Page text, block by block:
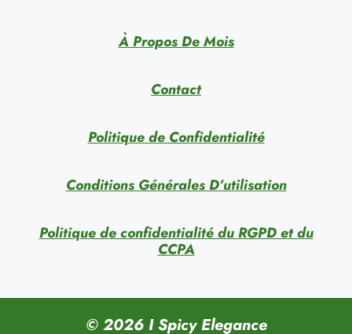
À Propos De Mois
Contact
Politique de Confidentialité
Conditions Générales D’utilisation
Politique de confidentialité du RGPD et du
CCPA
© 2026 I Spicy Elegance